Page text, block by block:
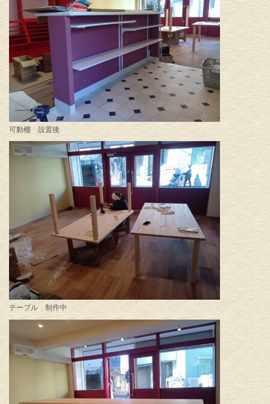
可動棚 設置後
テーブル 制作中